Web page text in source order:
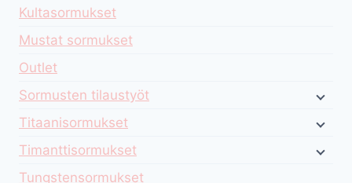
Kultasormukset
Mustat sormukset
Outlet
Sormusten tilaustyöt
Titaanisormukset
Timanttisormukset
Tungstensormukset